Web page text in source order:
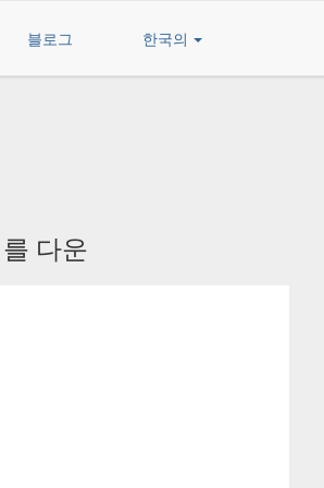
블로그 한국의
다운